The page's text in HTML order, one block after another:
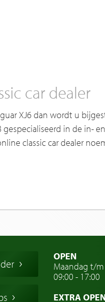
car dealer
XJ6 dan wordt u
gespecialiseerd in de in-
classic car dealer
OPEN
Maandag t/
09:00 - 17:00
EXTRA